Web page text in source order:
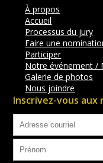
À propos
Accueil
Processus du jury
Faire une
Participer
Notre événement /
Galerie de photos
Nous joindre
Inscrivez-vous aux